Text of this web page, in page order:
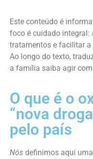
Este conteúdo é
foco é cuidado integral:
tratamentos e facilitar
Ao longo do texto,
a família saiba agir
O que é o
“nova
pelo país
Nós definimos aqui